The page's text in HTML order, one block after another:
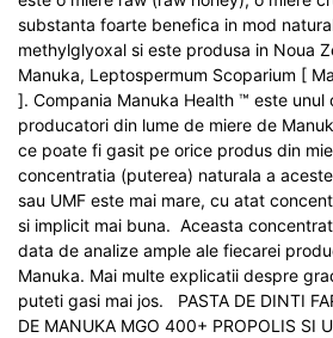
substanta foarte benefica in mod
methylglyoxal si este produsa in Noua
Manuka, Leptospermum Scoparium [
]. Compania Manuka Health ™ este unul
producatori din lume de miere de
ce poate fi gasit pe orice produs din
concentratia (puterea) naturala a
sau UMF este mai mare, cu atat
si implicit mai buna. Aceasta
data de analize ample ale fiecarei
Manuka. Mai multe explicatii despre
puteti gasi mai jos. PASTA DE DINTI
DE MANUKA MGO 400+ PROPOLIS SI